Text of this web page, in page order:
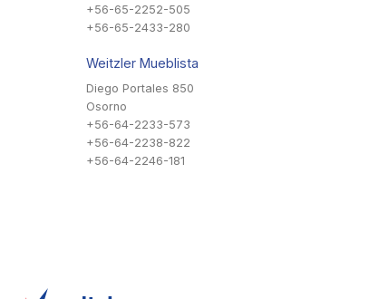
+56-65-2252-505
+56-65-2433-280
Weitzler Mueblista
Diego Portales 850
Osorno
+56-64-2233-573
+56-64-2238-822
+56-64-2246-181